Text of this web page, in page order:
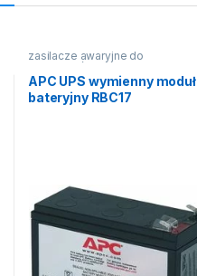
zasilacze awaryjne do
komputerów
APC UPS wymienny moduł
bateryjny RBC17